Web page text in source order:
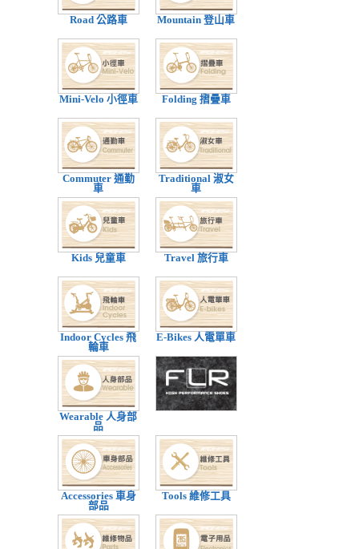
Road 公路車 Mountain 登山車
Mini-Velo 小徑車 Folding 摺疊車
Commuter 通勤
車
Traditional 淑女
車
Kids 兒童車 Travel 旅行車
Indoor Cycles 飛
輪車
E-Bikes 人電單車
Wearable 人身部
品
Accessories 車身
部品
Tools 維修工具